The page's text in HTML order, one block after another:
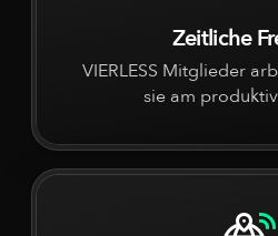
Zeitliche
VIERLESS Mitglieder
sie am